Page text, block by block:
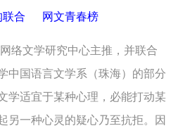
联合 网文青春榜
络文学研究中心主推，并联合
中国语言文学系（珠海）的部分
学适宜于某种心理，必能打动某
另一种心灵的疑心乃至抗拒。因